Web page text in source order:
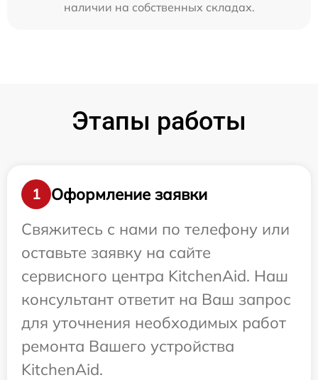
наличии на собственных складах.
Этапы работы
1
Оформление заявки
Свяжитесь с нами по телефону или
оставьте заявку на сайте
сервисного центра KitchenAid. Наш
консультант ответит на Ваш запрос
для уточнения необходимых работ
ремонта Вашего устройства
KitchenAid.